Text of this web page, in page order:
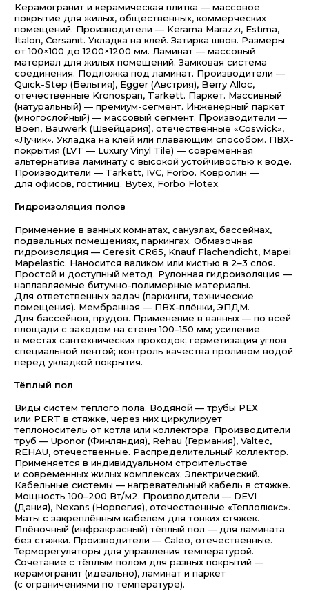
Керамогранит и керамическая плитка — массовое
покрытие для жилых, общественных, коммерческих
помещений. Производители — Kerama Marazzi, Estima,
Italon, Cersanit. Укладка на клей. Затирка швов. Размеры
от 100×100 до 1200×1200 мм. Ламинат — массовый
материал для жилых помещений. Замковая система
соединения. Подложка под ламинат. Производители —
Quick-Step (Бельгия), Egger (Австрия), Berry Alloc,
отечественные Kronospan, Tarkett. Паркет. Массивный
(натуральный) — премиум-сегмент. Инженерный паркет
(многослойный) — массовый сегмент. Производители —
Boen, Bauwerk (Швейцария), отечественные «Coswick»,
«Лучик». Укладка на клей или плавающим способом. ПВХ-
покрытия (LVT — Luxury Vinyl Tile) — современная
альтернатива ламинату с высокой устойчивостью к воде.
Производители — Tarkett, IVC, Forbo. Ковролин —
для офисов, гостиниц. Bytex, Forbo Flotex.
Гидроизоляция полов
Применение в ванных комнатах, санузлах, бассейнах,
подвальных помещениях, паркингах. Обмазочная
гидроизоляция — Ceresit CR65, Knauf Flachendicht, Mapei
Mapelastic. Наносится валиком или кистью в 2–3 слоя.
Простой и доступный метод. Рулонная гидроизоляция —
наплавляемые битумно-полимерные материалы.
Для ответственных задач (паркинги, технические
помещения). Мембранная — ПВХ-плёнки, ЭПДМ.
Для бассейнов, прудов. Применение в ванных — по всей
площади с заходом на стены 100–150 мм; усиление
в местах сантехнических проходок; герметизация углов
специальной лентой; контроль качества проливом водой
перед укладкой покрытия.
Тёплый пол
Виды систем тёплого пола. Водяной — трубы PEX
или PERT в стяжке, через них циркулирует
теплоноситель от котла или коллектора. Производители
труб — Uponor (Финляндия), Rehau (Германия), Valtec,
REHAU, отечественные. Распределительный коллектор.
Применяется в индивидуальном строительстве
и современных жилых комплексах. Электрический.
Кабельные системы — нагревательный кабель в стяжке.
Мощность 100–200 Вт/м2. Производители — DEVI
(Дания), Nexans (Норвегия), отечественные «Теплолюкс».
Маты с закреплённым кабелем для тонких стяжек.
Плёночный (инфракрасный) тёплый пол — для ламината
без стяжки. Производители — Caleo, отечественные.
Терморегуляторы для управления температурой.
Сочетание с тёплым полом для разных покрытий —
керамогранит (идеально), ламинат и паркет
(с ограничениями по температуре).